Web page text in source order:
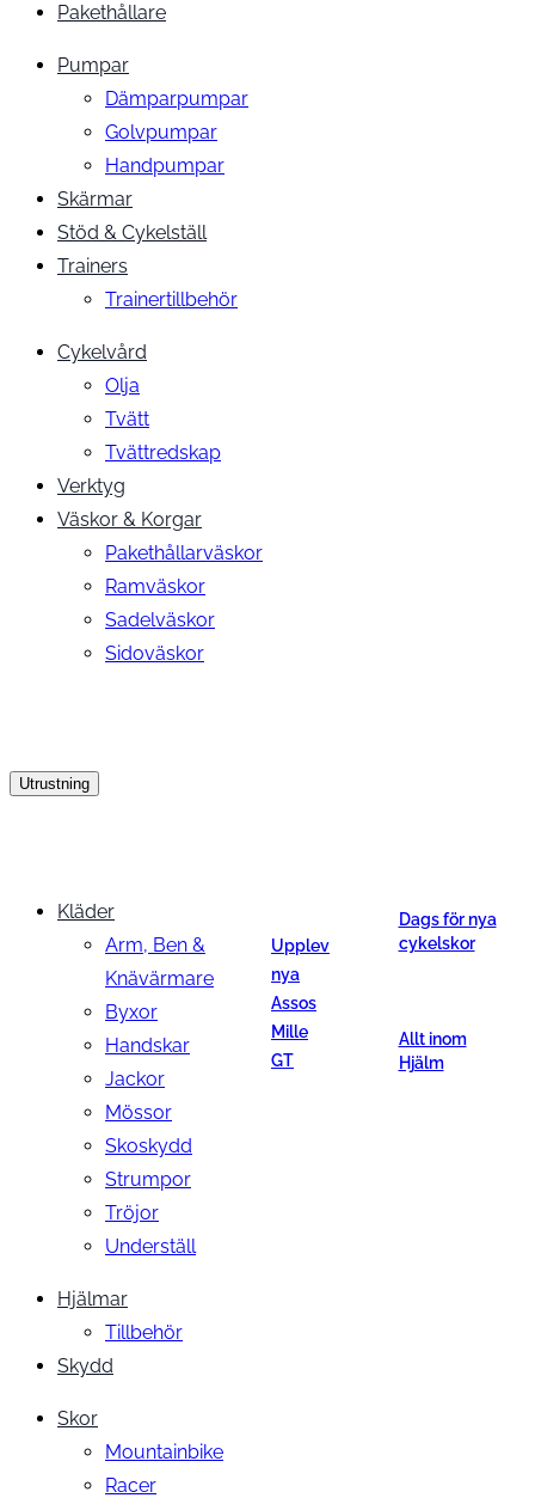
Pakethållare
Pumpar
Dämparpumpar
Golvpumpar
Handpumpar
Skärmar
Stöd & Cykelställ
Trainers
Trainertillbehör
Cykelvård
Olja
Tvätt
Tvättredskap
Verktyg
Väskor & Korgar
Pakethållarväskor
Ramväskor
Sadelväskor
Sidoväskor
Utrustning
Kläder
Arm, Ben &
Knävärmare
Byxor
Handskar
Jackor
Mössor
Skoskydd
Strumpor
Tröjor
Underställ
Hjälmar
Tillbehör
Skydd
Skor
Mountainbike
Racer
Upplev
nya
Assos
Mille
GT
Dags för nya
cykelskor
Allt inom
Hjälm